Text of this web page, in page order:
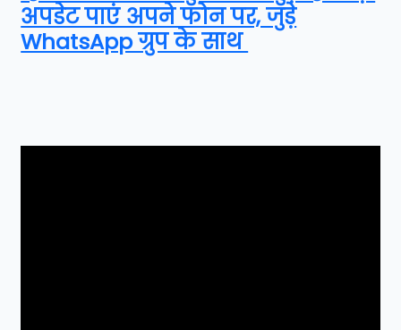
अपडेट पाएं अपने फोन पर, जुड़े
WhatsApp ग्रुप के साथ